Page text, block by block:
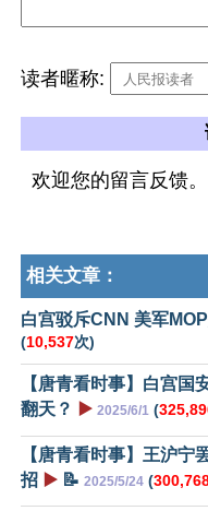
读者暱称:
欢迎您的留言反馈。
相关文章：
白宫驳斥CNN 美军
(10,537次)
【唐青看时事】白宫国
翻天？
▶️ 2025/6/1 (
【唐青看时事】王沪宁
招 ▶️ 📝 2025/5/24 (